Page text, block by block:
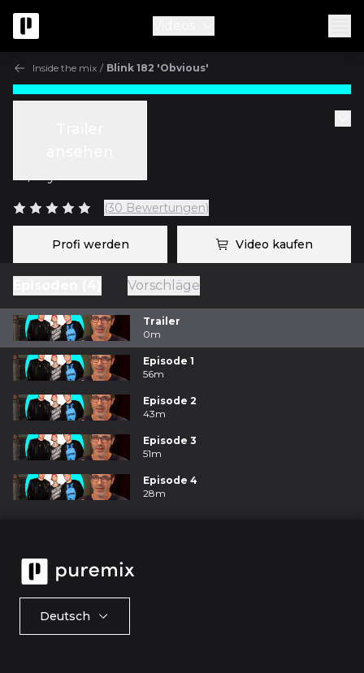
Inside the mix / Blink 182 'Obvious'
(30 Bewertungen)
Profi werden Video kaufen
Vorschläge
Trailer
0m
Episode 1
56m
Episode 2
43m
Episode 3
51m
Episode 4
28m
Deutsch